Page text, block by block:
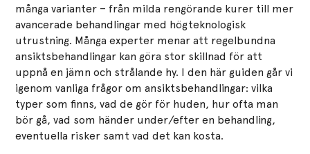
många varianter – från milda rengörande kurer till mer
avancerade behandlingar med högteknologisk
utrustning. Många experter menar att regelbundna
ansiktsbehandlingar kan göra stor skillnad för att
uppnå en jämn och strålande hy​. I den här guiden går vi
igenom vanliga frågor om ansiktsbehandlingar: vilka
typer som finns, vad de gör för huden, hur ofta man
bör gå, vad som händer under/efter en behandling,
eventuella risker samt vad det kan kosta.